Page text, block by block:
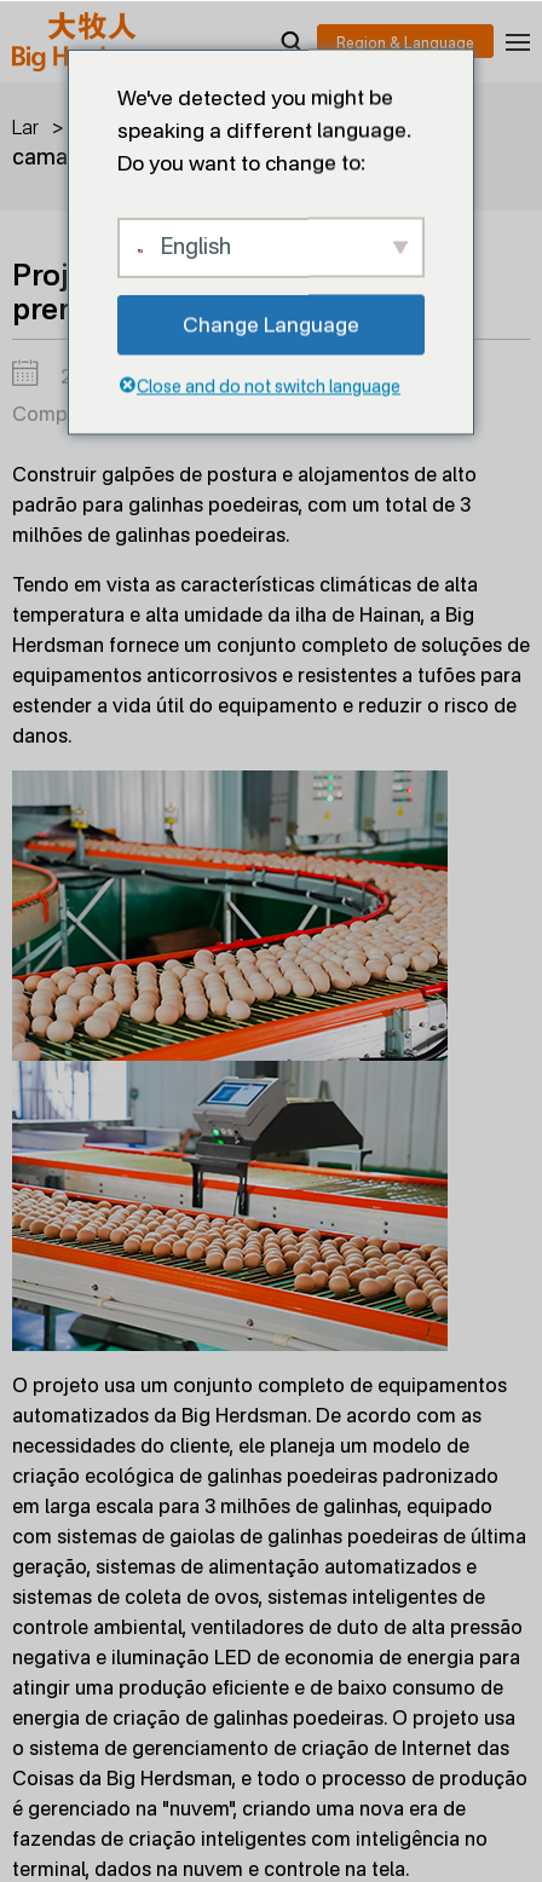
Lar > soluções >
Projeto de 3 milhões de
camadas premium
Projeto de 3 milhões de camadas
premium
2025-01-20
Compartilhar em:
Construir galpões de postura e alojamentos de alto
padrão para galinhas poedeiras, com um total de 3
milhões de galinhas poedeiras.
Tendo em vista as características climáticas de alta
temperatura e alta umidade da ilha de Hainan, a Big
Herdsman fornece um conjunto completo de soluções de
equipamentos anticorrosivos e resistentes a tufões para
estender a vida útil do equipamento e reduzir o risco de
danos.
O projeto usa um conjunto completo de equipamentos
automatizados da Big Herdsman. De acordo com as
necessidades do cliente, ele planeja um modelo de
criação ecológica de galinhas poedeiras padronizado
em larga escala para 3 milhões de galinhas, equipado
com sistemas de gaiolas de galinhas poedeiras de última
geração, sistemas de alimentação automatizados e
sistemas de coleta de ovos, sistemas inteligentes de
controle ambiental, ventiladores de duto de alta pressão
negativa e iluminação LED de economia de energia para
atingir uma produção eficiente e de baixo consumo de
energia de criação de galinhas poedeiras. O projeto usa
o sistema de gerenciamento de criação de Internet das
Coisas da Big Herdsman, e todo o processo de produção
é gerenciado na "nuvem", criando uma nova era de
fazendas de criação inteligentes com inteligência no
terminal, dados na nuvem e controle na tela.
We've detected you might be
speaking a different language.
Do you want to change to:
English
Change Language
Close and do not switch language